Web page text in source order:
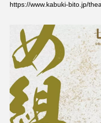
https://www.kabuki-bito.jp/